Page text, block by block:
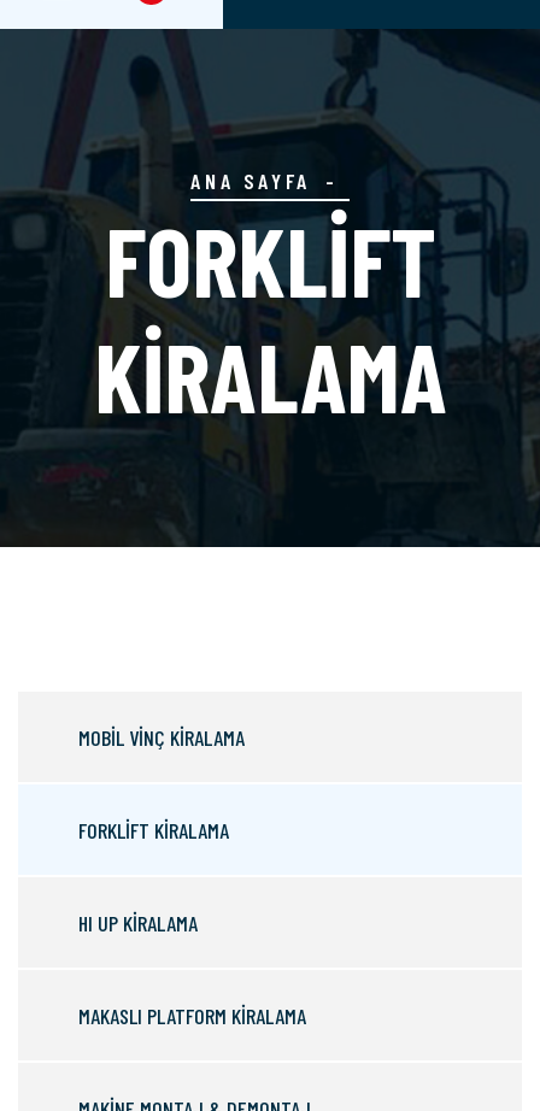
ANA SAYFA
FORKLİFT
KİRALAMA
MOBİL VİNÇ KİRALAMA
FORKLİFT KİRALAMA
HI UP KİRALAMA
MAKASLI PLATFORM KİRALAMA